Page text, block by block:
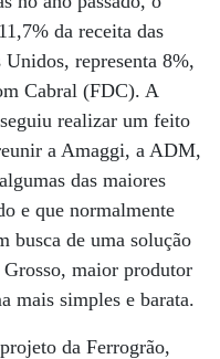
da receita das
Unidos, representa 8%,
Cabral (FDC). A
realizar um feito
a Amaggi, a ADM,
das maiores
e que normalmente
busca de uma solução
maior produtor
mais simples e barata.
da Ferrogrão,